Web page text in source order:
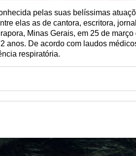
pelas suas belíssimas
elas as de cantora, escritora,
Minas Gerais, em 25 de março
anos. De acordo com laudos
respiratória.